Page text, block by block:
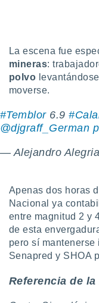
utilizar
uso de
la
medir el
del
de
a través
de
uso de
La escena fue
mineras:
polvo
moverse.
#Temblor6.9
@djgraff_German
— Alejandro
Apenas dos horas
Nacional ya
entre magnitud 2 y
de esta
pero sí
Senapred y SHOA
Referencia de